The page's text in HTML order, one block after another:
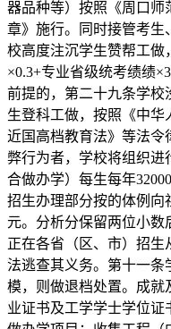
器品种等）按照《周口师
章》施行。同时接管考生
校高度注沉学生赞帮工做
×0.3+专业省级统考绩绩
前提的，第二十九条学校
生登科工做，按照《中华
近国高档教育法》等法令
弊行为者，学校将组织进
合做办学）每生每年
招生办理部分按的体例向
元。分析分保留两位小
正在各省（区、市）招
法逃查其义务。第十一条
模，则做退档处置。成就
业证书及工学学士学位